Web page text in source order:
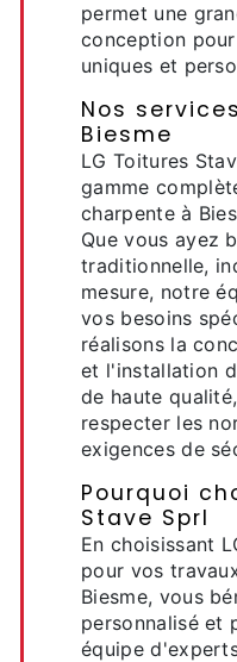
permet une
conception
uniques et
Nos
Biesme
LG Toitures
gamme
charpente à
Que vous ayez
traditionnelle,
mesure, notre
vos besoins
réalisons la
et l'installation
de haute
respecter les
exigences de
Pourquoi
Stave Sprl
En choisissant
pour vos
Biesme, vous
personnalisé et
équipe